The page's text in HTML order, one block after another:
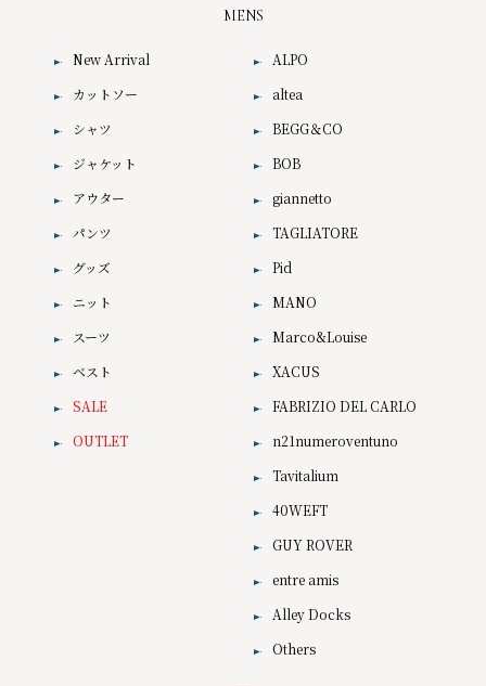
MENS
New Arrival
カットソー
シャツ
ジャケット
アウター
パンツ
グッズ
ニット
スーツ
ベスト
SALE
OUTLET
ALPO
altea
BEGG＆CO
BOB
giannetto
TAGLIATORE
Pid
MANO
Marco&Louise
XACUS
FABRIZIO DEL CARLO
n21numeroventuno
Tavitalium
40WEFT
GUY ROVER
entre amis
Alley Docks
Others